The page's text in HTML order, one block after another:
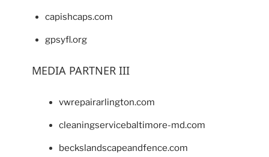
capishcaps.com
gpsyfl.org
MEDIA PARTNER III
vwrepairarlington.com
cleaningservicebaltimore-md.com
beckslandscapeandfence.com